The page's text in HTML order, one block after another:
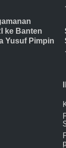
ke Banten
Yusuf Pimpin